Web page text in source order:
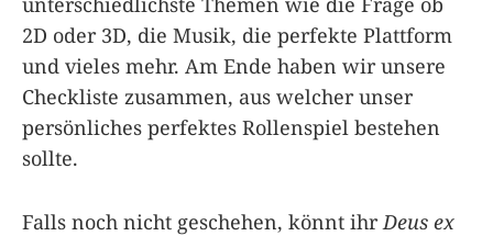
2D oder 3D, die Musik, die perfekte Plattform
und vieles mehr. Am Ende haben wir unsere
Checkliste zusammen, aus welcher unser
persönliches perfektes Rollenspiel bestehen
sollte.
Falls noch nicht geschehen, könnt ihr Deus ex